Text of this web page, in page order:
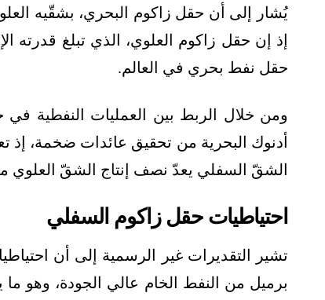
يُشار إلى أن حقل زاكوم البحري، بشقّيه
حقل نفط بحري في العالم.
ومن خلال الربط بين العمليات النفطية
أدنوك البحرية من تحقيق عائدات ضخمة، إذ
الشقّ السفلي يعدّ نصف إنتاج الشقّ العلوي
احتياطيات حقل زاكوم السفلي
برميل من النفط الخام عالي الجودة، وهو ما